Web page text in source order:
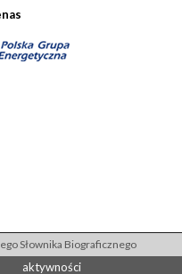
Słownika Biograficznego
aktywności